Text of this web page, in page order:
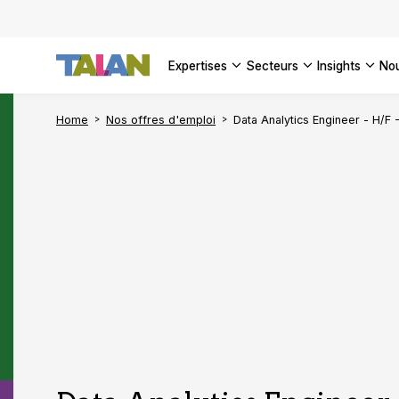
expertises secteurs insights
Home Nos offres d'emploi Data Analytics Engineer - H/F